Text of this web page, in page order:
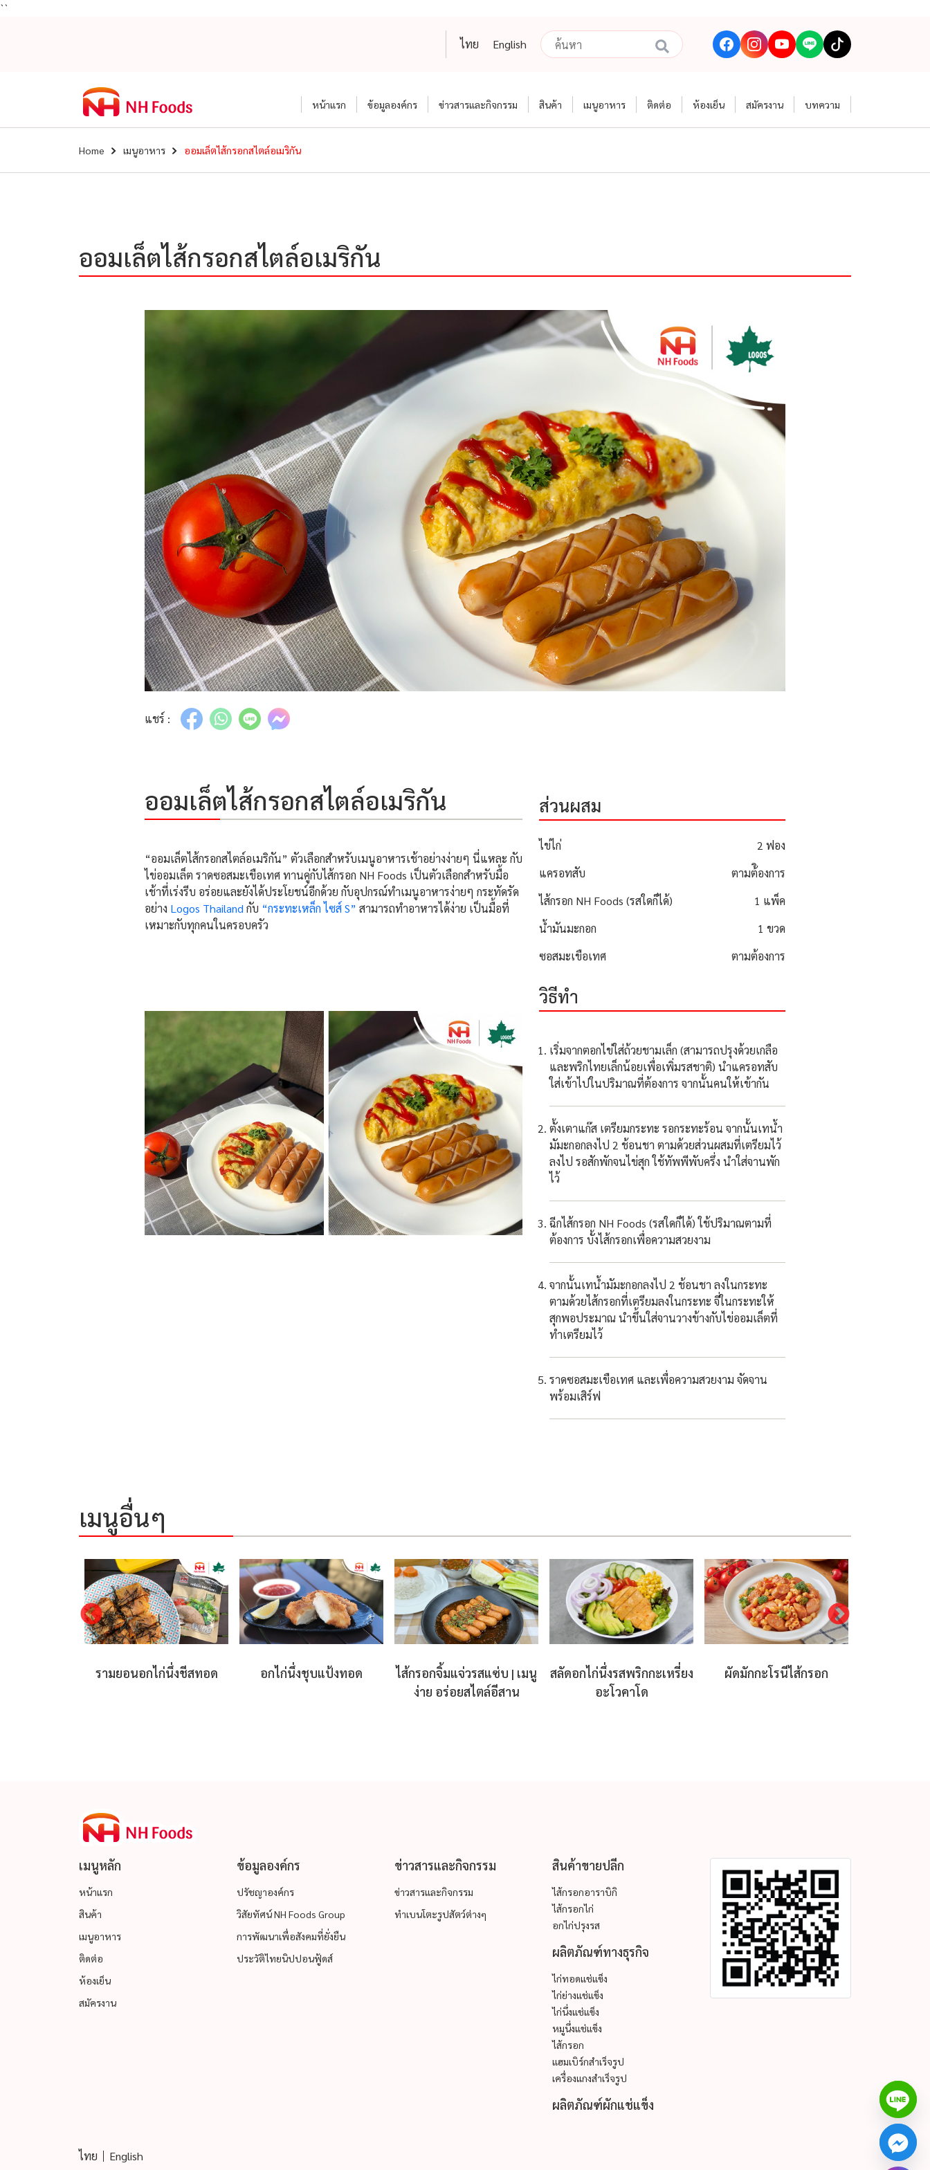
``
ไทย English
หน้าแรก ข้อมูลองค์กร ข่าวสารและกิจกรรม สินค้า เมนูอาหาร ติดต่อ ห้องเย็น สมัครงาน บทความ
Home เมนูอาหาร ออมเล็ตไส้กรอกสไตล์อเมริกัน
ออมเล็ตไส้กรอกสไตล์อเมริกัน
แชร์ :
ออมเล็ตไส้กรอกสไตล์อเมริกัน
“ออมเล็ตไส้กรอกสไตล์อเมริกัน” ตัวเลือกสำหรับเมนูอาหารเช้าอย่างง่ายๆ นี่แหละ กับ
ไข่ออมเล็ต ราดซอสมะเขือเทศ ทานคู่กับไส้กรอก NH Foods เป็นตัวเลือกสำหรับมื้อ
เช้าที่เร่งรีบ อร่อยและยังได้ประโยชน์อีกด้วย กับอุปกรณ์ทำเมนูอาหารง่ายๆ กระทัดรัด
อย่าง Logos Thailand กับ “กระทะเหล็ก ไซส์ S” สามารถทำอาหารได้ง่าย เป็นมื้อที่
เหมาะกับทุกคนในครอบครัว
ส่วนผสม
ไข่ไก่
2 ฟอง
แครอทสับ
ตามต้ิองการ
ไส้กรอก NH Foods (รสใดก็ได้)
1 แพ็ค
น้ำมันมะกอก
1 ขวด
ซอสมะเขือเทศ
ตามต้องการ
วิธีทำ
เริ่มจากตอกไข่ใส่ถ้วยชามเล็ก (สามารถปรุงด้วยเกลือ
และพริกไทยเล็กน้อยเพื่อเพิ่มรสชาติ) นำแครอทสับ
ใส่เข้าไปในปริมาณที่ต้องการ จากนั้นคนให้เข้ากัน
ตั้งเตาแก๊ส เตรียมกระทะ รอกระทะร้อน จากนั้นเทน้ำ
มัมะกอกลงไป 2 ช้อนชา ตามด้วยส่วนผสมที่เตรียมไว้
ลงไป รอสักพักจนไข่สุก ใช้ทัพพีพับครึ่ง นำใส่จานพัก
ไว้
ฉีกไส้กรอก NH Foods (รสใดก็ได้) ใช้ปริมาณตามที่
ต้องการ บั้งไส้กรอกเพื่อความสวยงาม
จากนั้นเทน้ำมัมะกอกลงไป 2 ช้อนชา ลงในกระทะ
ตามด้วยไส้กรอกที่เตรียมลงในกระทะ จี่ในกระทะให้
สุกพอประมาณ นำขึ้นใส่จานวางข้างกับไข่ออมเล็ตที่
ทำเตรียมไว้
ราดซอสมะเขือเทศ และเพื่อความสวยงาม จัดจาน
พร้อมเสิร์ฟ
เมนูอื่นๆ
รามยอนอกไก่นึ่งชีสทอด อกไก่นึ่งชุบแป้งทอด
ไส้กรอกจิ้มแจ่วรสแซ่บ | เมนู
ง่าย อร่อยสไตล์อีสาน
สลัดอกไก่นึ่งรสพริกกะเหรี่ยง
อะโวคาโด
ผัดมักกะโรนีไส้กรอก
เมนูหลัก
หน้าแรก
สินค้า
เมนูอาหาร
ติดต่อ
ห้องเย็น
สมัครงาน
ข้อมูลองค์กร
ปรัชญาองค์กร
วิสัยทัศน์ NH Foods Group
การพัฒนาเพื่อสังคมที่ยั่งยืน
ประวัติไทยนิปปอนฟู้ดส์
ข่าวสารและกิจกรรม
ข่าวสารและกิจกรรม
ทำเบนโตะรูปสัตว์ต่างๆ
สินค้าขายปลีก
ไส้กรอกอาราบิกิ
ไส้กรอกไก่
อกไก่ปรุงรส
ผลิตภัณฑ์ทางธุรกิจ
ไก่ทอดแช่แข็ง
ไก่ย่างแช่แข็ง
ไก่นึ่งแช่แข็ง
หมูนึ่งแช่แข็ง
ไส้กรอก
แฮมเบิร์กสำเร็จรูป
เครื่องแกงสำเร็จรูป
ผลิตภัณฑ์ผักแช่แข็ง
ไทย English